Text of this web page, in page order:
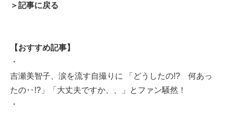
＞記事に戻る
【おすすめ記事】
・
吉瀬美智子、涙を流す自撮りに 「どうしたの!? 何あっ
たの‥!?」「大丈夫ですか、、」とファン騒然！
・